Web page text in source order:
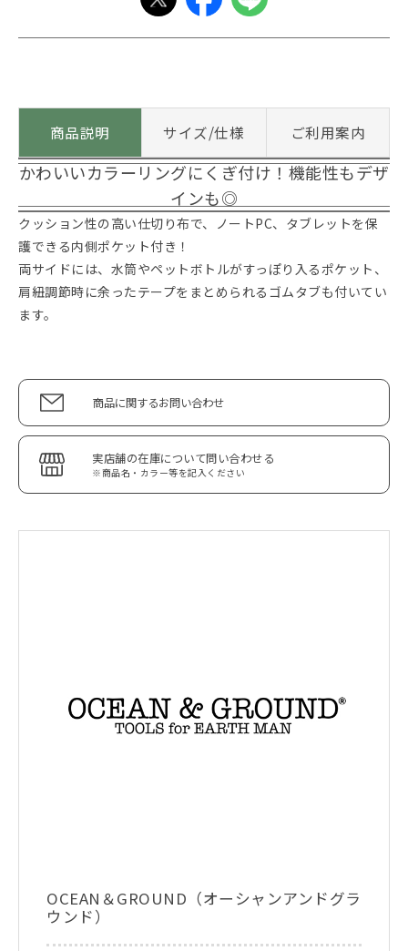
商品説明 サイズ/仕様 ご利用案内
かわいいカラーリングにくぎ付け！機能性もデザ
インも◎
クッション性の高い仕切り布で、ノートPC、タブレットを保
護できる内側ポケット付き！
両サイドには、水筒やペットボトルがすっぽり入るポケット、
肩紐調節時に余ったテープをまとめられるゴムタブも付いてい
ます。
商品に関するお問い合わせ
実店舗の在庫について問い合わせる
※商品名・カラー等を記入ください
OCEAN＆GROUND（オーシャンアンドグラ
ウンド）